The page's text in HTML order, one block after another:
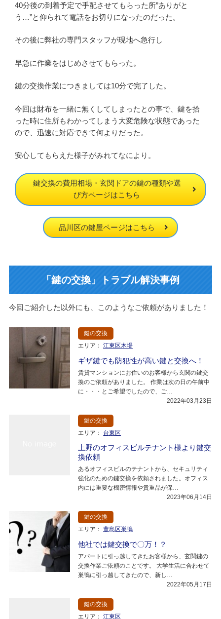
40分後の到着予定で手配させてもらった所”ありがと
う …”と仰られて電話をお切りになったのだった。
その後に弊社の専門スタッフが現地へ急行し
早急に作業をはじめさせてもらった。
鍵の交換作業につきましては10分で完了した。
今回は財布を一緒に無くしてしまったとの事で、鍵を拾
った時に住所もわかってしまう大変危険な状態であった
ので、迅速に対応できて何よりだった。
安心してもらえた様子がみれてなにより。
鍵交換の費用相場・玄関ドアの鍵の種類や選
び方ページはこちら
品川区の鍵屋ページはこちら
「鍵の交換」トラブル解決事例
今回ご紹介した以外にも、このようなご依頼がありました！
鍵の交換
エリア： 江東区木場
ギザ鍵でも防犯性が高い鍵と交換へ！
賃貸マンションにお住いのお客様から玄関の鍵交
換のご依頼がありました。 作業は次の日の午前中
に・・・とご希望でしたので、ご…
2022年03月23日
鍵の交換
エリア：
台東区
上野のオフィスビルテナント様より鍵交
換依頼
あるオフィスビルのテナントから、セキュリティ
強化のための鍵交換を依頼されました。オフィス
内には重要な機密情報や貴重品が保…
2023年06月14日
鍵の交換
エリア：
豊島区巣鴨
他社では鍵交換で〇万！？
アパートに引っ越してきたお客様から、玄関鍵の
交換作業ご依頼のことです。 大学生活に合わせて
巣鴨に引っ越してきたので、新し…
2022年05月17日
鍵の交換
エリア： 江東区